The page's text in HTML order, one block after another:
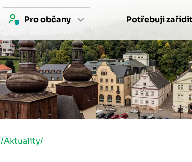
Pro občany Potřebuji zařídit
/Aktuality/